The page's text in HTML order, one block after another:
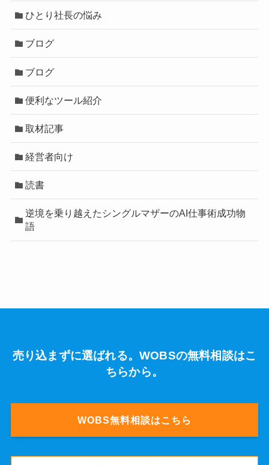
ひとり社長の悩み
ブログ
ブログ
便利なツール紹介
取材記事
経営者向け
読書
逆境を乗り越えたシングルマザーのAI仕事術成功物
語
売り込まずに選ばれる。WOBSの無料相談はこ
ちらから。
WOBS無料相談はこちら